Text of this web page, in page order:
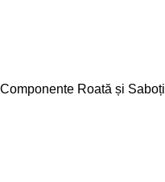
Componente Roată și Saboți